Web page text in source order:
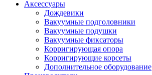
Аксессуары
Дождевики
Вакуумные подголовники
Вакуумные подушки
Вакуумные фиксаторы
Корригирующая опора
Корригирующие корсеты
Дополнительное оборудование